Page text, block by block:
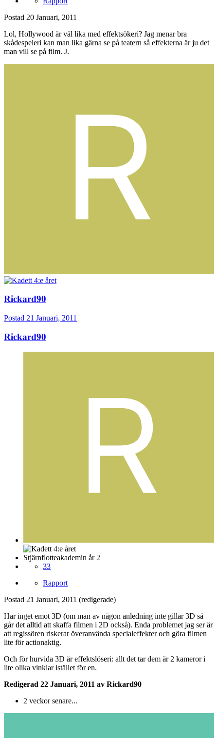
Postad 20 Januari, 2011
Lol, Hollywood är väl lika med effektsökeri? Jag menar bra
skådespeleri kan man lika gärna se på teatern så effekterna är ju det
man vill se på film. J.
Rickard90
Postad 21 Januari, 2011
Rickard90
Stjärnflotteakademin år 2
33
Rapport
Postad 21 Januari, 2011 (redigerade)
Har inget emot 3D (om man av någon anledning inte gillar 3D så
går det alltid att skaffa filmen i 2D också). Enda problemet jag ser är
att regissören riskerar överanvända specialeffekter och göra filmen
lite för actionaktig.
Och för hurvida 3D är effektslöseri: allt det tar dem är 2 kameror i
lite olika vinklar istället för en.
Redigerad 22 Januari, 2011 av Rickard90
2 veckor senare...